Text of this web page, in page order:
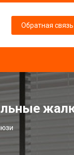
Обратная связь